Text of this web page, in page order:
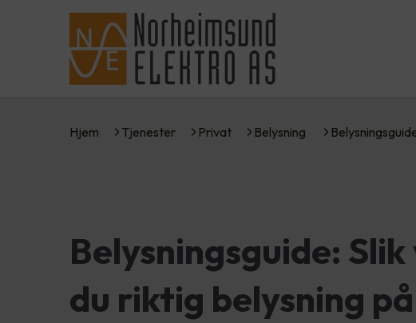
Hjem Tjenester Privat Belysning
Belysningsguide:
du riktig belysning på